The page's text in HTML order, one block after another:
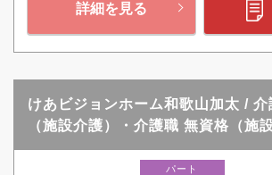
詳細を見る
けあビジョンホーム和歌山加太 /
（施設介護）・介護職 無資格（施
パート